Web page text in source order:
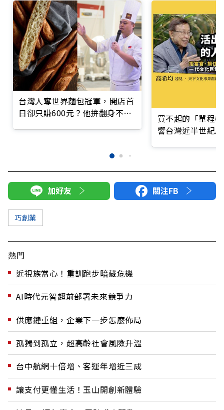
台灣人奪世界麵包冠軍，開店首
日卻只賺600元？他拚翻身不靠
買不起的「單程
響台灣近半世紀
加好友 關注FB
巧創業
熱門
近視族當心！重訓跑步暗藏危機
AI時代元智超前部署未來競爭力
供應鏈重組，企業下一步怎麼佈局
孤獨到孤立，超高齡社會風險升溫
台中航網十倍增、客運年增近三成
讓支付更懂生活！玉山開創新體驗